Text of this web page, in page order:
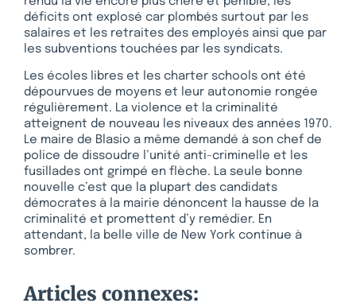
déficits ont explosé car plombés surtout par les
salaires et les retraites des employés ainsi que par
les subventions touchées par les syndicats.
Les écoles libres et les charter schools ont été
dépourvues de moyens et leur autonomie rongée
régulièrement. La violence et la criminalité
atteignent de nouveau les niveaux des années 1970.
Le maire de Blasio a même demandé à son chef de
police de dissoudre l’unité anti-criminelle et les
fusillades ont grimpé en flèche. La seule bonne
nouvelle c’est que la plupart des candidats
démocrates à la mairie dénoncent la hausse de la
criminalité et promettent d’y remédier. En
attendant, la belle ville de New York continue à
sombrer.
Articles connexes: